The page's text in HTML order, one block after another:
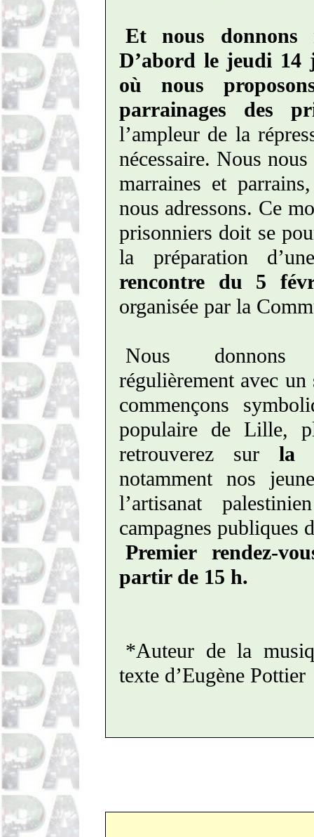
Et nous donnons
D’abord le jeudi
où nous
parrainages des
l’ampleur de la
nécessaire. Nous
marraines et
nous adressons. Ce
prisonniers doit se
la préparation
rencontre du 5
organisée par la
Nous donnons
régulièrement avec
commençons
populaire de Lille,
retrouverez sur la
notamment nos
l’artisanat
campagnes publiques
Premier rendez-
partir de 15 h.
*Auteur de la
texte d’Eugène Pottier